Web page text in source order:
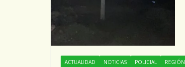
ACTUALIDAD NOTICIAS POLICIAL REGIÓN